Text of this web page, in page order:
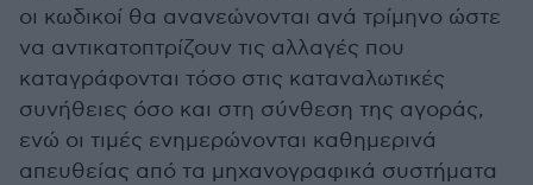
οι κωδικοί θα ανανεώνονται ανά τρίμηνο ώστε
να αντικατοπτρίζουν τις αλλαγές που
καταγράφονται τόσο στις καταναλωτικές
συνήθειες όσο και στη σύνθεση της αγοράς,
ενώ οι τιμές ενημερώνονται καθημερινά
απευθείας από τα μηχανογραφικά συστήματα